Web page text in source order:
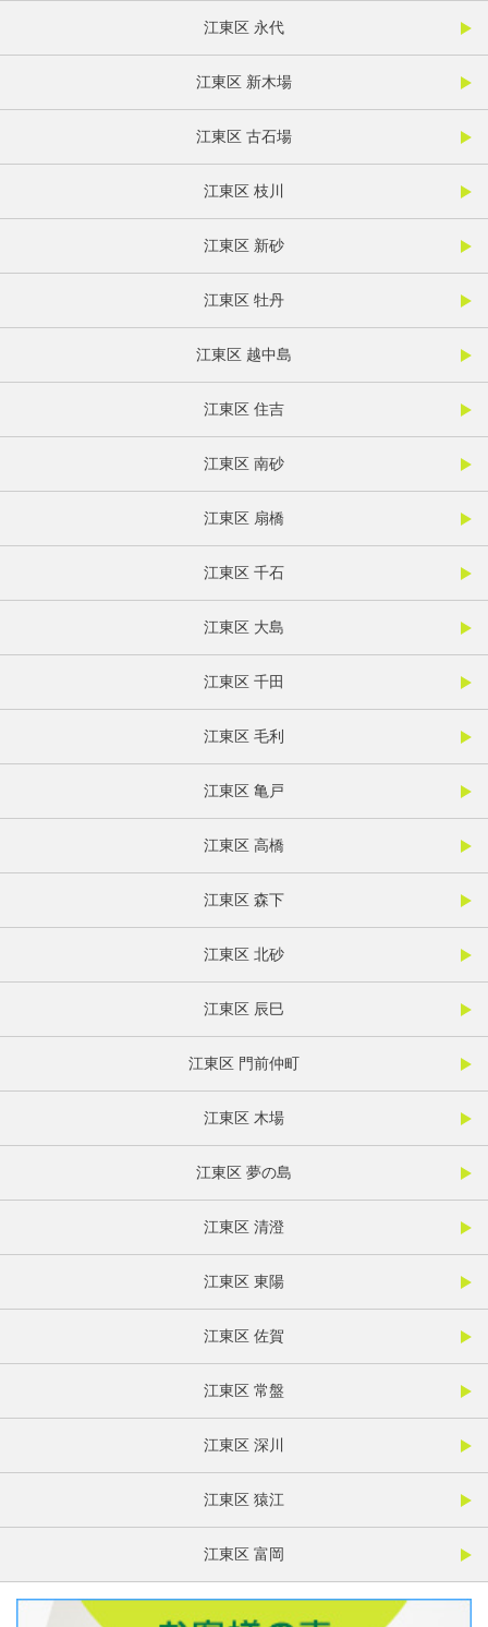
江東区 永代
江東区 新木場
江東区 古石場
江東区 枝川
江東区 新砂
江東区 牡丹
江東区 越中島
江東区 住吉
江東区 南砂
江東区 扇橋
江東区 千石
江東区 大島
江東区 千田
江東区 毛利
江東区 亀戸
江東区 高橋
江東区 森下
江東区 北砂
江東区 辰巳
江東区 門前仲町
江東区 木場
江東区 夢の島
江東区 清澄
江東区 東陽
江東区 佐賀
江東区 常盤
江東区 深川
江東区 猿江
江東区 富岡